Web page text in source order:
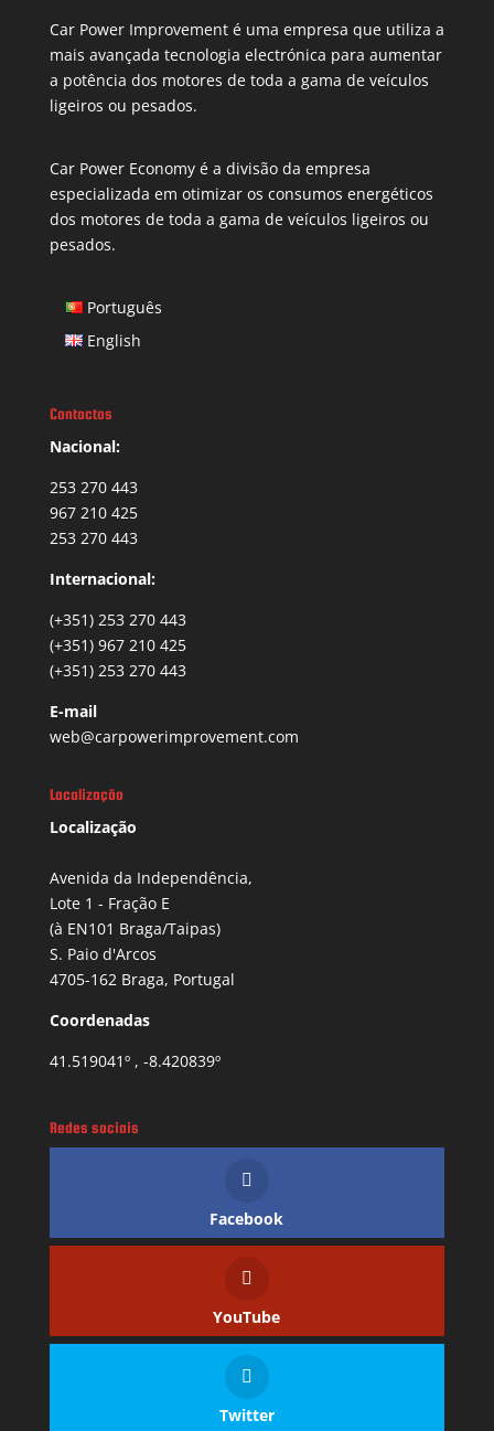
Car Power Improvement é uma empresa que utiliza a
mais avançada tecnologia electrónica para aumentar
a potência dos motores de toda a gama de veículos
ligeiros ou pesados.
Car Power Economy é a divisão da empresa
especializada em otimizar os consumos energéticos
dos motores de toda a gama de veículos ligeiros ou
pesados.
Português
English
Contactos
Nacional:
253 270 443
967 210 425
253 270 443
Internacional:
(+351) 253 270 443
(+351) 967 210 425
(+351) 253 270 443
E-mail
web@carpowerimprovement.com
Localização
Localização
Avenida da Independência,
Lote 1 - Fração E
(à EN101 Braga/Taipas)
S. Paio d'Arcos
4705-162 Braga, Portugal
Coordenadas
41.519041º , -8.420839º
Redes sociais
Facebook
YouTube
Twitter